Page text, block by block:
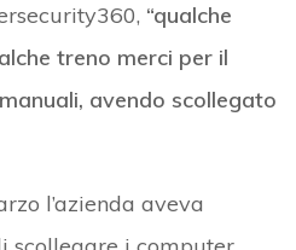
“qualche
treno merci per il
avendo scollegato
l’azienda aveva